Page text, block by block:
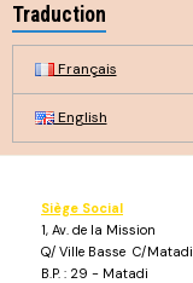
Traduction
Français
English
Siège Social
1, Av. de la Mission
Q/ Ville Basse C/Matadi
B.P. : 29 - Matadi